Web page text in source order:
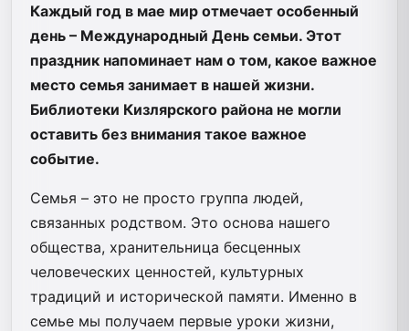
Каждый год в мае мир отмечает особенный
день – Международный День семьи. Этот
праздник напоминает нам о том, какое важное
место семья занимает в нашей жизни.
Библиотеки Кизлярского района не могли
оставить без внимания такое важное
событие.
Семья – это не просто группа людей,
связанных родством. Это основа нашего
общества, хранительница бесценных
человеческих ценностей, культурных
традиций и исторической памяти. Именно в
семье мы получаем первые уроки жизни,